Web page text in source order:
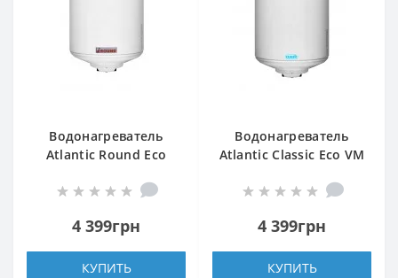
Водонагреватель
Atlantic Round Eco
4 399грн
КУПИТЬ
Водонагреватель
Atlantic Classic Eco VM
4 399грн
КУПИТЬ